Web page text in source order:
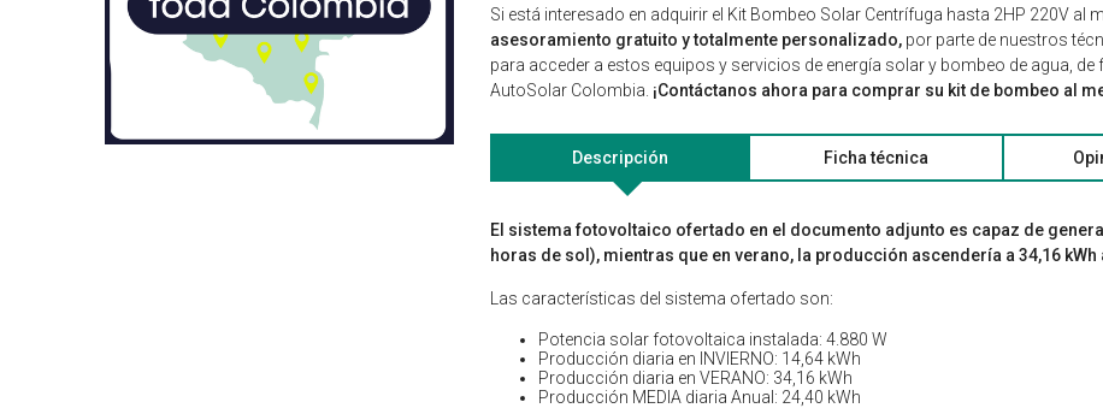
Si está interesado en adquirir el Kit Bombeo Solar Centrífuga hasta 2HP 220V al
asesoramiento gratuito y totalmente personalizado, por parte de nuestros
para acceder a estos equipos y servicios de energía solar y bombeo de agua,
AutoSolar Colombia. ¡Contáctanos ahora para comprar su kit de bombeo al
Descripción Ficha técnica
El sistema fotovoltaico ofertado en el documento adjunto es capaz de
horas de sol), mientras que en verano, la producción ascendería a 34,16
Las características del sistema ofertado son:
Potencia solar fotovoltaica instalada: 4.880 W
Producción diaria en INVIERNO: 14,64 kWh
Producción diaria en VERANO: 34,16 kWh
Producción MEDIA diaria Anual: 24,40 kWh